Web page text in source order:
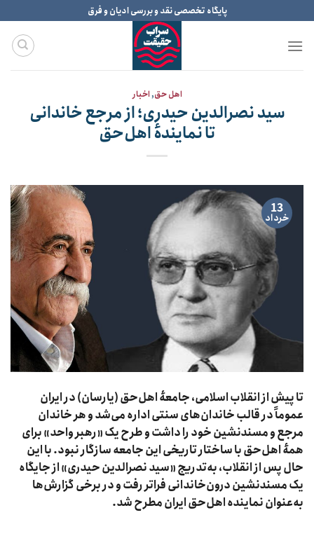
to
content
پایگاه تخصصی نقد و بررسی ادیان و فرق
اهل حق,اخبار
سید نصرالدین حیدری؛ از مرجع خاندانی
تا نمایندهٔ اهل‌حق
13
خرداد
تا پیش از انقلاب اسلامی، جامعهٔ اهل‌حق (یارسان) در ایران
عموماً در قالب خاندان‌های سنتی اداره می‌شد و هر خاندان
مرجع و مسندنشین خود را داشت و طرح یک «رهبر واحد» برای
همهٔ اهل‌حق با ساختار تاریخی این جامعه سازگار نبود. با این
حال پس از انقلاب، به‌تدریج «سید نصرالدین حیدری» از جایگاه
یک مسندنشین درون‌خاندانی فراتر رفت و در برخی گزارش‌ها
به‌عنوان نماینده اهل‌حق ایران مطرح شد.